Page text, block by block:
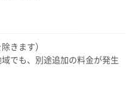
きます）
でも、別途追加の料金が発生